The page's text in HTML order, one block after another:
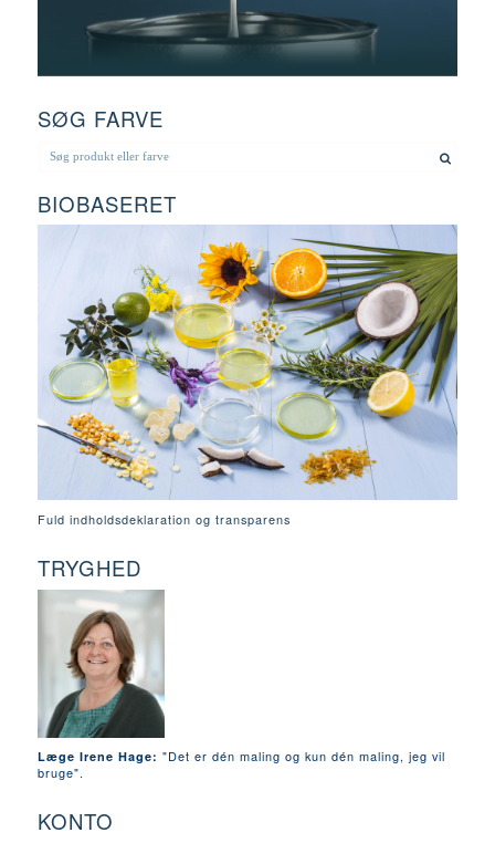
SØG FARVE
BIOBASERET
Fuld indholdsdeklaration og transparens
TRYGHED
Læge Irene Hage: "Det er dén maling og kun dén maling, jeg vil
bruge".
KONTO